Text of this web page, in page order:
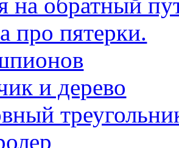
про пятерки.
и дерево